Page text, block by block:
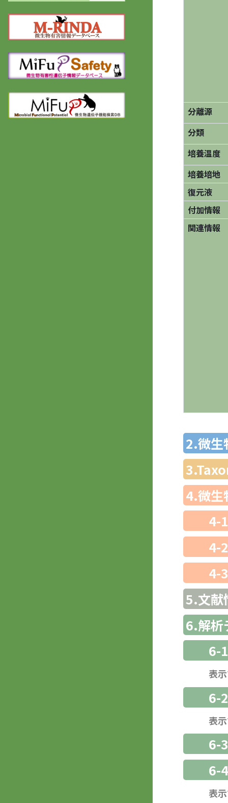
分離源
分類
培養温度
培養培地
復元液
付加情報
関連情報
2.微生
4.微生
4-
4-
4-
5.文献
6.解析
6-
表
6-
表
6-
6-
表